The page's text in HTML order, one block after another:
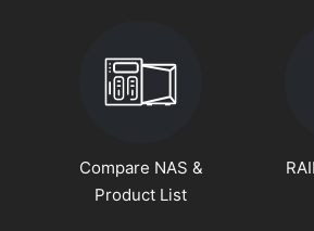
Compare NAS &
Product List